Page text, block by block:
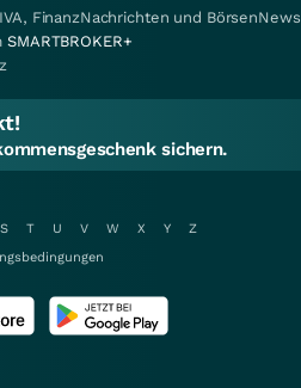
FinanzNachrichten und BörsenNews
SMARTBROKER+
sichern.
S T U V W X Y
Z